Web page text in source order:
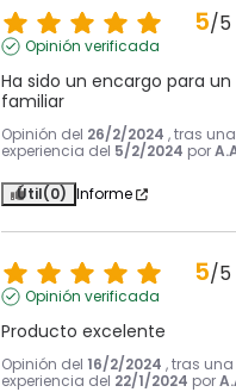
5/5
Opinión verificada
Ha sido un encargo para un
familiar
Opinión del 26/2/2024 , tras una
experiencia del 5/2/2024 por
Útil(0) Informe
5/5
Opinión verificada
Producto excelente
Opinión del 16/2/2024 , tras una
experiencia del 22/1/2024 por